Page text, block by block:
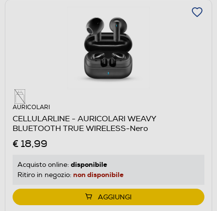
AURICOLARI
CELLULARLINE - AURICOLARI WEAVY
BLUETOOTH TRUE WIRELESS-Nero
€ 18,99
Acquisto online: disponibile
Ritiro in negozio: non disponibile
AGGIUNGI